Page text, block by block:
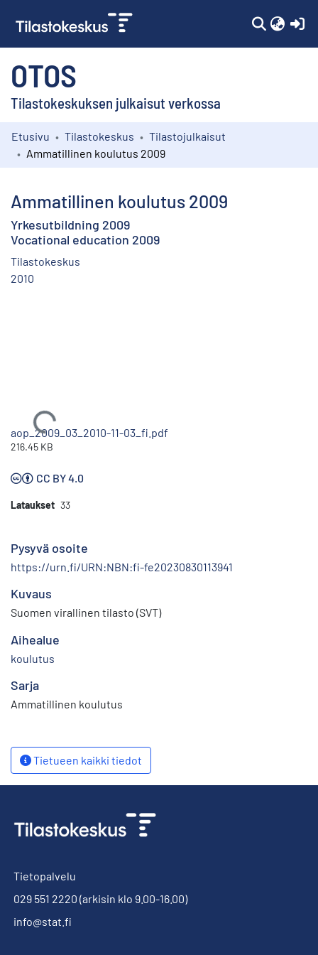
OTOS
Tilastokeskuksen julkaisut verkossa
Kokoelmat
Etusivu Tilastokeskus
Tilastojulkaisut
Ammatillinen koulutus 2009
Ammatillinen koulutus 2009
Yrkesutbildning 2009
Vocational education 2009
Tilastokeskus
2010
Ladataan...
aop_2009_03_2010-11-03_fi.pdf
216.45 KB
CC BY 4.0
Lataukset 33
Pysyvä osoite
https://urn.fi/URN:NBN:fi-fe20230830113941
Kuvaus
Suomen virallinen tilasto (SVT)
Aihealue
koulutus
Sarja
Ammatillinen koulutus
Tietueen kaikki tiedot
Tietopalvelu
029 551 2220 (arkisin klo 9.00-16.00)
info@stat.fi